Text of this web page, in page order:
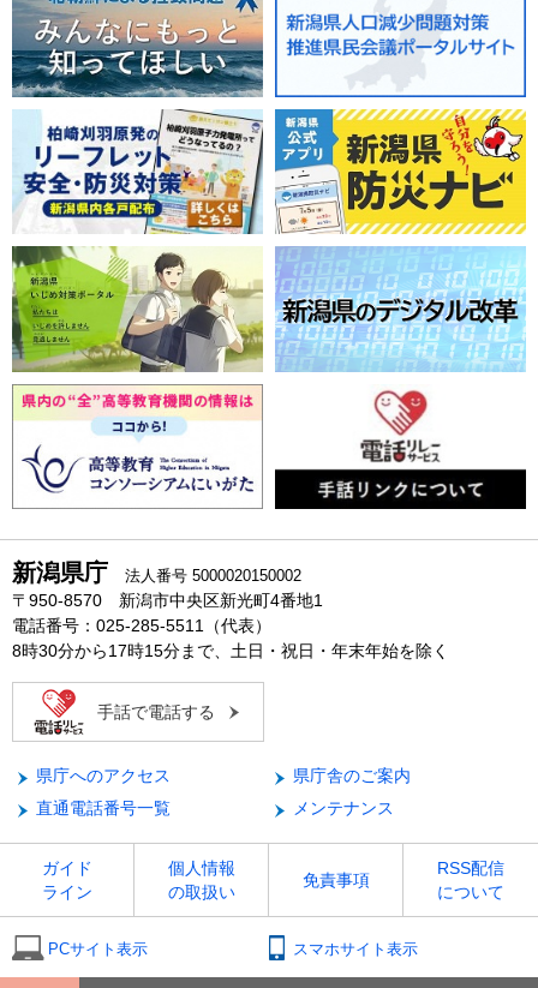
新潟県庁 法人番号 5000020150002
〒950-8570 新潟市中央区新光町4番地1
電話番号：025-285-5511（代表）
8時30分から17時15分まで、土日・祝日・年末年始を除く
手話で電話する
県庁へのアクセス
県庁舎のご案内
直通電話番号一覧
メンテナンス
ガイド
ライン
個人情報
の取扱い
免責事項
RSS配信
について
PCサイト表示 スマホサイト表示